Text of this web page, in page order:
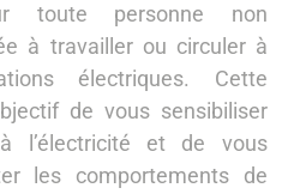
toute personne non
à travailler ou circuler à
électriques. Cette
de vous sensibiliser
l’électricité et de vous
les comportements de